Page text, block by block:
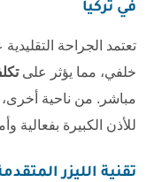
في تركيا
تعتمد الجراحة
خلفي، مما يؤثر على
مباشر. من ناحية
للأذن الكبيرة بفعالية
تقنية الليزر